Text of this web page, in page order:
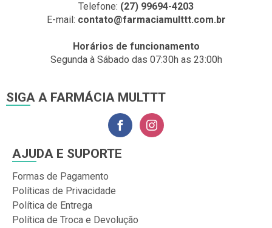
Telefone: (27) 99694-4203
E-mail: contato@farmaciamulttt.com.br
Horários de funcionamento
Segunda à Sábado das 07:30h as 23:00h
SIGA A FARMÁCIA MULTTT
AJUDA E SUPORTE
Formas de Pagamento
Políticas de Privacidade
Política de Entrega
Política de Troca e Devolução